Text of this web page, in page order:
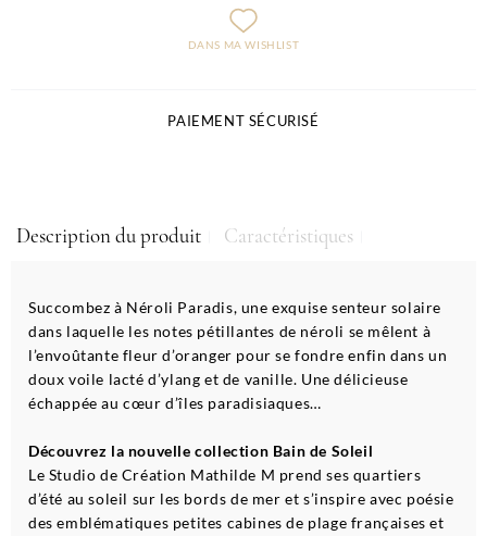
DANS MA WISHLIST
PAIEMENT SÉCURISÉ
Description du produit Caractéristiques
Succombez à Néroli Paradis, une exquise senteur solaire
dans laquelle les notes pétillantes de néroli se mêlent à
l’envoûtante fleur d’oranger pour se fondre enfin dans un
doux voile lacté d’ylang et de vanille. Une délicieuse
échappée au cœur d’îles paradisiaques…
Découvrez la nouvelle collection Bain de Soleil
Le Studio de Création Mathilde M prend ses quartiers
d’été au soleil sur les bords de mer et s’inspire avec poésie
des emblématiques petites cabines de plage françaises et